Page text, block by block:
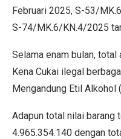
Februari 2025, S-53/
S-74/MK.6/KN.4/2025
Selama enam bulan, total
Kena Cukai ilegal
Mengandung Etil Alkohol
Adapun total nilai barang
4.965.354.140 dengan